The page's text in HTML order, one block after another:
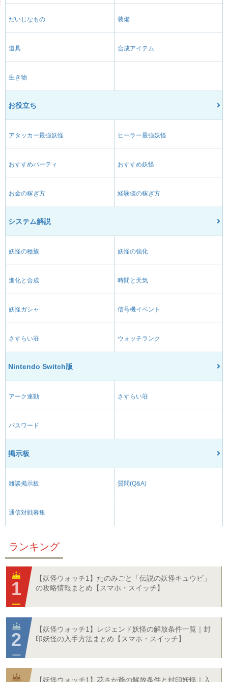
だいじなもの 装備
道具 合成アイテム
生き物
お役立ち
アタッカー最強妖怪 ヒーラー最強妖怪
おすすめパーティ おすすめ妖怪
お金の稼ぎ方 経験値の稼ぎ方
システム解説
妖怪の種族 妖怪の強化
進化と合成 時間と天気
妖怪ガシャ 信号機イベント
さすらい荘 ウォッチランク
Nintendo Switch版
アーク連動 さすらい荘
パスワード
掲示板
雑談掲示板 質問(Q&A)
通信対戦募集
ランキング
【妖怪ウォッチ1】たのみごと「伝説の妖怪キュウビ」
の攻略情報まとめ【スマホ・スイッチ】
【妖怪ウォッチ1】レジェンド妖怪の解放条件一覧｜封
印妖怪の入手方法まとめ【スマホ・スイッチ】
【妖怪ウォッチ1】花さか爺の解放条件と封印妖怪｜入